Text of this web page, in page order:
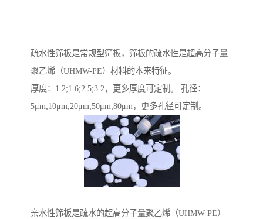
疏水性筛板是常规型筛板，筛板的疏水性是超高分子量
聚乙烯（UHMW-PE）材料的本来特征。
厚度：1.2;1.6;2.5;3.2，更多厚度可定制。 孔径：
5μm;10μm;20μm;50μm;80μm，更多孔径可定制。
亲水性筛板是疏水的超高分子量聚乙烯（UHMW-PE）